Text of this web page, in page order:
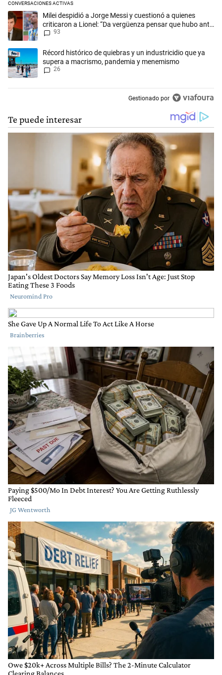
CONVERSACIONES ACTIVAS
Este listado muestra los artículos con más comentarios en los
Un artículo de tendencia con el título "Milei despidió a Jorge Messi y
Milei despidió a Jorge Messi y cuestionó a quienes
criticaron a Lionel: “Da vergüenza pensar que hubo anti-
Messi”
93
Un artículo de tendencia con el título "Récord histórico de quiebras y
Récord histórico de quiebras y un industricidio que ya
supera a macrismo, pandemia y menemismo
26
Gestionado por